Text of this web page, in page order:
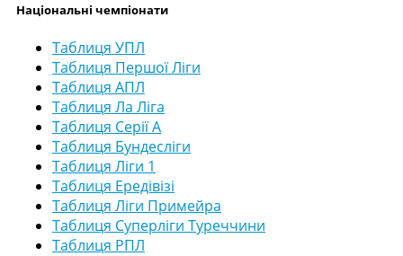
Національні чемпіонати
Таблиця УПЛ
Таблиця Першої Ліги
Таблиця АПЛ
Таблиця Ла Ліга
Таблиця Серії А
Таблиця Бундесліги
Таблиця Ліги 1
Таблиця Ередівізі
Таблиця Ліги Примейра
Таблиця Суперліги Туреччини
Таблиця РПЛ